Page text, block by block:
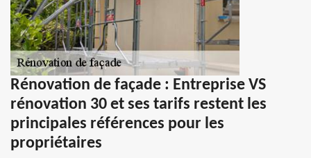
Rénovation de façade : Entreprise VS
rénovation 30 et ses tarifs restent les
principales références pour les
propriétaires